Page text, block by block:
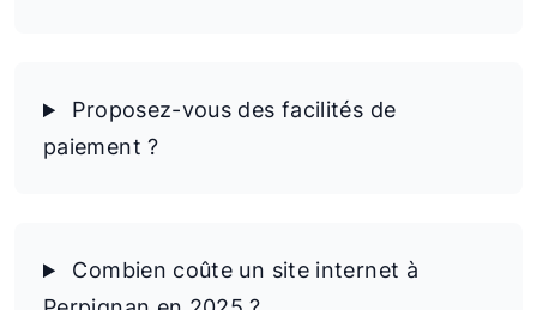
Proposez-vous des facilités de
paiement ?
Combien coûte un site internet à